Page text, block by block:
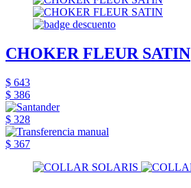
CHOKER FLEUR SATIN
$ 643
$ 386
$ 328
$ 367